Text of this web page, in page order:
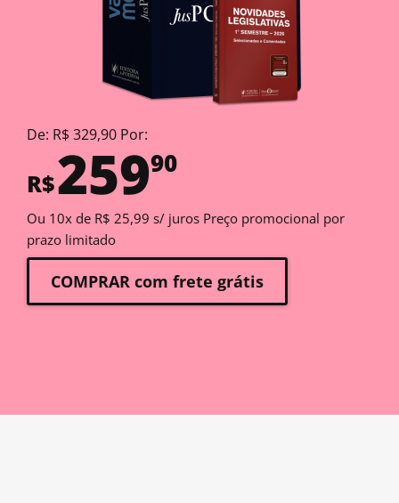
De: R$ 329,90 Por:
R$25990
Ou 10x de R$ 25,99 s/ juros Preço promocional por
prazo limitado
COMPRAR com frete grátis